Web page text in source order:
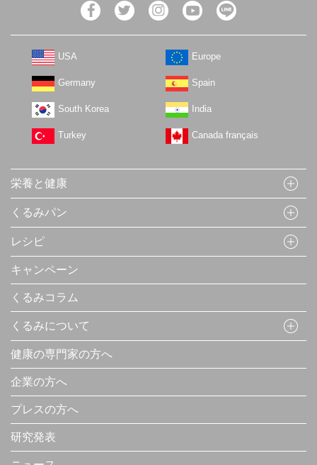
USA Europe
Germany Spain
South Korea India
Turkey Canada français
栄養と健康
くるみパン
レシピ
キャンペーン
くるみコラム
くるみについて
健康の専門家の方へ
企業の方へ
プレスの方へ
研究発表